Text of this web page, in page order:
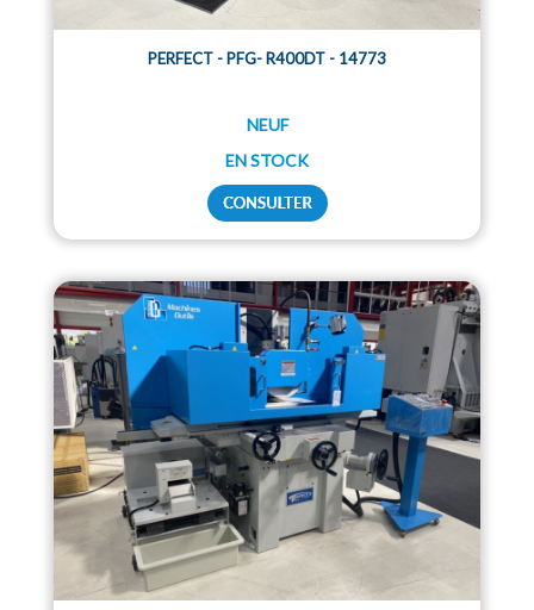
PERFECT - PFG- R400DT - 14773
NEUF
EN STOCK